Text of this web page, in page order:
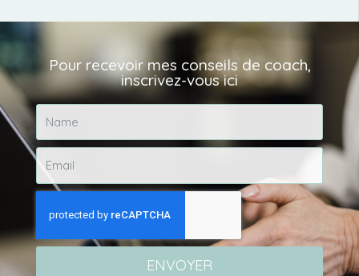
Pour recevoir mes conseils de coach,
inscrivez-vous ici
ENVOYER